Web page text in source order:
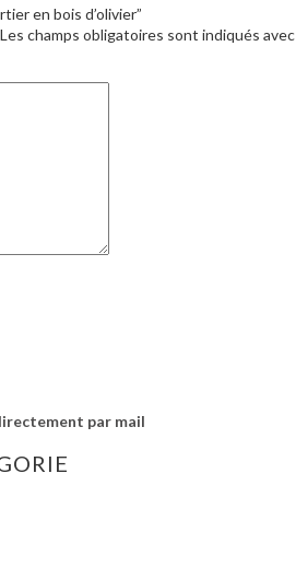
en bois d’olivier”
Les champs obligatoires sont indiqués avec
par mail